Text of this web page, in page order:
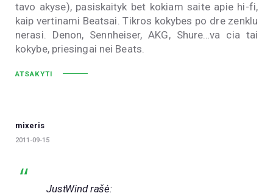
tavo akyse), pasiskaityk bet kokiam saite apie hi-fi,
kaip vertinami Beatsai. Tikros kokybes po dre zenklu
nerasi. Denon, Sennheiser, AKG, Shure…va cia tai
kokybe, priesingai nei Beats.
ATSAKYTI
mixeris
2011-09-15
JustWind rašė: